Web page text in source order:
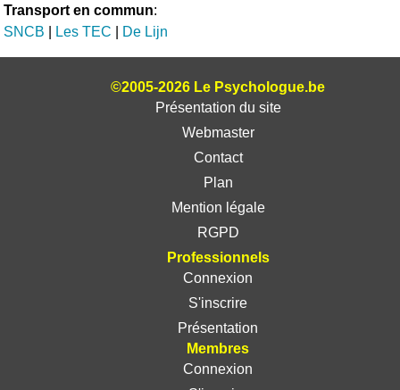
Transport en commun:
SNCB
Les TEC De Lijn
©2005-2026 Le Psychologue.be
Présentation du site
Webmaster
Contact
Plan
Mention légale
RGPD
Professionnels
Connexion
S'inscrire
Présentation
Membres
Connexion